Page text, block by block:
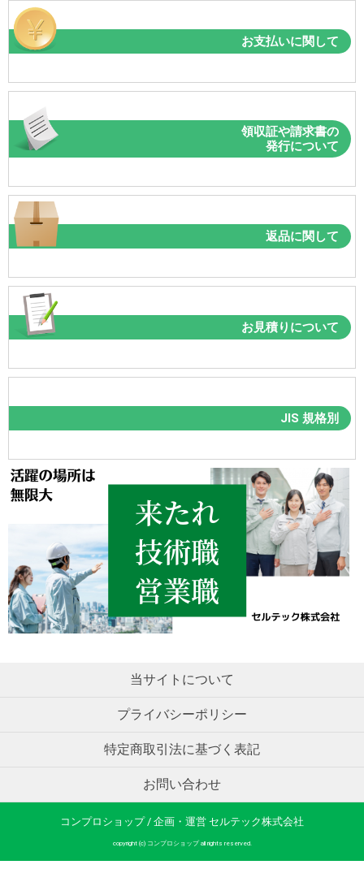
お支払いに関して
領収証や請求書の
発行について
返品に関して
お見積りについて
JIS 規格別
当サイトについて
プライバシーポリシー
特定商取引法に基づく表記
お問い合わせ
コンプロショップ / 企画・運営 セルテック株式会社
copyright (c) コンプロショップ all rights reserved.